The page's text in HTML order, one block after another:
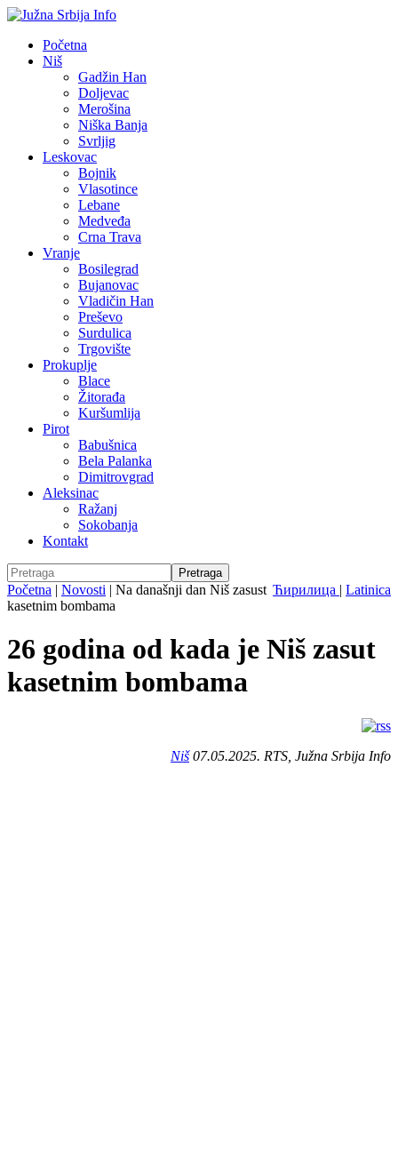
Početna
Niš
Gadžin Han
Doljevac
Merošina
Niška Banja
Svrljig
Leskovac
Bojnik
Vlasotince
Lebane
Medveđa
Crna Trava
Vranje
Bosilegrad
Bujanovac
Vladičin Han
Preševo
Surdulica
Trgovište
Prokuplje
Blace
Žitorađa
Kuršumlija
Pirot
Babušnica
Bela Palanka
Dimitrovgrad
Aleksinac
Ražanj
Sokobanja
Kontakt
Ћирилица | Latinica
Početna | Novosti | Na današnji dan Niš zasust
kasetnim bombama
26 godina od kada je Niš zasut
kasetnim bombama
Niš07.05.2025. RTS, Južna Srbija Info